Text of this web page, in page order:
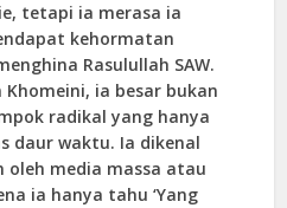
tetapi ia merasa ia
kehormatan
Rasulullah SAW.
ia besar bukan
radikal yang hanya
daur waktu. Ia dikenal
oleh media massa atau
ia hanya tahu ‘Yang